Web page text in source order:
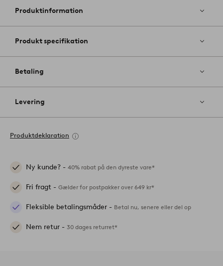
Produktinformation
Produkt specifikation
Betaling
Levering
Produktdeklaration
Ny kunde? - 40% rabat på den dyreste vare*
Fri fragt - Gælder for postpakker over 649 kr*
Fleksible betalingsmåder - Betal nu, senere eller del op
Nem retur - 30 dages returret*